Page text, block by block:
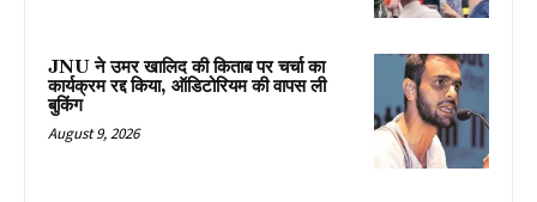
JNU ने उमर खालिद की किताब पर चर्चा का
कार्यक्रम रद्द किया, ऑडिटोरियम की वापस ली
बुकिंग
August 9, 2026